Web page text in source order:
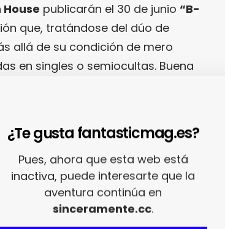
House publicarán el 30 de junio “B-
que, tratándose del dúo de
allá de su condición de mero
en singles o semiocultas. Buena
inéditos,
últimos trabajos de estudio por su
envoltorio dream-pop.
¿Te gusta fantasticmag.es?
Pues, ahora que esta web está
inactiva, puede interesarte que la
aventura continúa en
sinceramente.cc.